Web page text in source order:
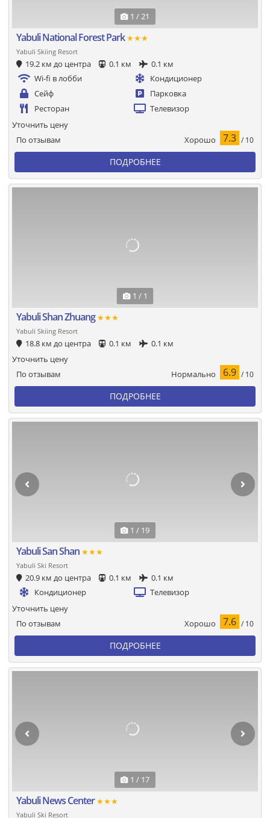
1 / 21
Yabuli National Forest Park★★★
Yabuli Skiing Resort
19.2 км до центра 0.1 км
0.1 км
Wi-fi в лобби
Кондиционер
Сейф
Парковка
Ресторан
Телевизор
По отзывам Хорошо 7.3 / 10
Уточнить цену
ПОДРОБНЕЕ
1 / 1
Yabuli Shan Zhuang★★★
Yabuli Skiing Resort
18.8 км до центра 0.1 км 0.1 км
По отзывам Нормально 6.9 / 10
Уточнить цену
ПОДРОБНЕЕ
1 / 19
Yabuli San Shan ★★★
Yabuli Ski Resort
20.9 км до центра 0.1 км
0.1 км
Кондиционер
Телевизор
По отзывам Хорошо 7.6 / 10
Уточнить цену
ПОДРОБНЕЕ
1 / 17
Yabuli News Center★★★
Yabuli Ski Resort